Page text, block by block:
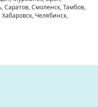
Саратов, Смоленск, Тамбов,
Челябинск,